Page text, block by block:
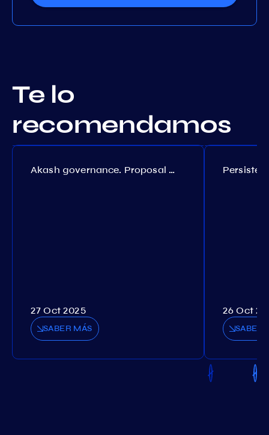
Te lo
recomendamos
Akash governance. Proposal №308
27 Oct 2025
SABER MÁS
26 Oct
SABER